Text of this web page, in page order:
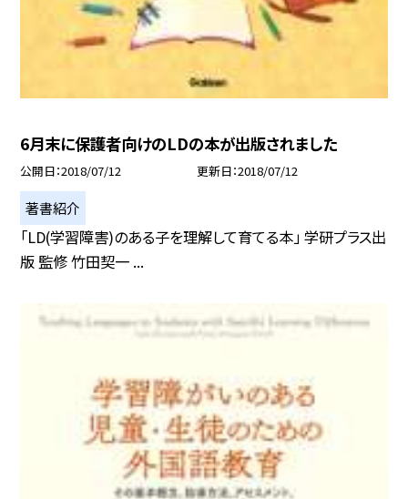
6月末に保護者向けのLDの本が出版されました
公開日 2018/07/12 更新日 2018/07/12
著書紹介
「LD(学習障害)のある子を理解して育てる本」 学研プラス出
版 監修 竹田契一 ...